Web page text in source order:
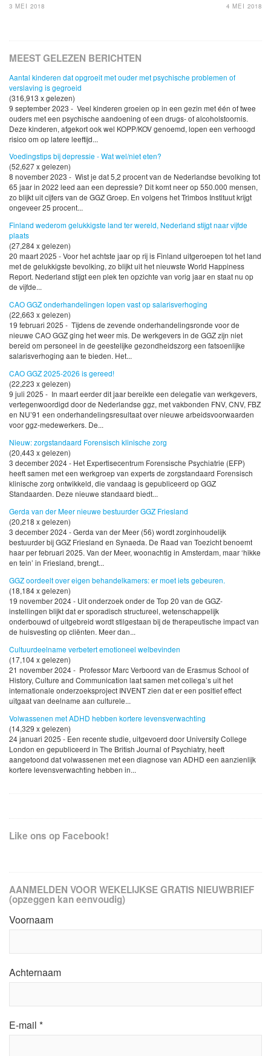
4 MEI 2018
3 MEI 2018
MEEST GELEZEN BERICHTEN
Aantal kinderen dat opgroeit met ouder met psychische problemen of
verslaving is gegroeid
(316,913 x gelezen)
9 september 2023 - Veel kinderen groeien op in een gezin met één of twee
ouders met een psychische aandoening of een drugs- of alcoholstoornis.
Deze kinderen, afgekort ook wel KOPP/KOV genoemd, lopen een verhoogd
risico om op latere leeftijd...
Voedingstips bij depressie - Wat wel/niet eten?
(52,627 x gelezen)
8 november 2023 - Wist je dat 5,2 procent van de Nederlandse bevolking tot
65 jaar in 2022 leed aan een depressie? Dit komt neer op 550.000 mensen,
zo blijkt uit cijfers van de GGZ Groep. En volgens het Trimbos Instituut krijgt
ongeveer 25 procent...
Finland wederom gelukkigste land ter wereld, Nederland stijgt naar vijfde
plaats
(27,284 x gelezen)
20 maart 2025 - Voor het achtste jaar op rij is Finland uitgeroepen tot het land
met de gelukkigste bevolking, zo blijkt uit het nieuwste World Happiness
Report. Nederland stijgt een plek ten opzichte van vorig jaar en staat nu op
de vijfde...
CAO GGZ onderhandelingen lopen vast op salarisverhoging
(22,663 x gelezen)
19 februari 2025 - Tijdens de zevende onderhandelingsronde voor de
nieuwe CAO GGZ ging het weer mis. De werkgevers in de GGZ zijn niet
bereid om personeel in de geestelijke gezondheidszorg een fatsoenlijke
salarisverhoging aan te bieden. Het...
CAO GGZ 2025-2026 is gereed!
(22,223 x gelezen)
9 juli 2025 - In maart eerder dit jaar bereikte een delegatie van werkgevers,
vertegenwoordigd door de Nederlandse ggz, met vakbonden FNV, CNV, FBZ
en NU’91 een onderhandelingsresultaat over nieuwe arbeidsvoorwaarden
voor ggz-medewerkers. De...
Nieuw: zorgstandaard Forensisch klinische zorg
(20,443 x gelezen)
3 december 2024 - Het Expertisecentrum Forensische Psychiatrie (EFP)
heeft samen met een werkgroep van experts de zorgstandaard Forensisch
klinische zorg ontwikkeld, die vandaag is gepubliceerd op GGZ
Standaarden. Deze nieuwe standaard biedt...
Gerda van der Meer nieuwe bestuurder GGZ Friesland
(20,218 x gelezen)
3 december 2024 - Gerda van der Meer (56) wordt zorginhoudelijk
bestuurder bij GGZ Friesland en Synaeda. De Raad van Toezicht benoemt
haar per februari 2025. Van der Meer, woonachtig in Amsterdam, maar ‘hikke
en tein’ in Friesland, brengt...
GGZ oordeelt over eigen behandelkamers: er moet iets gebeuren.
(18,184 x gelezen)
19 november 2024 - Uit onderzoek onder de Top 20 van de GGZ-
instellingen blijkt dat er sporadisch structureel, wetenschappelijk
onderbouwd of uitgebreid wordt stilgestaan bij de therapeutische impact van
de huisvesting op cliënten. Meer dan...
Cultuurdeelname verbetert emotioneel welbevinden
(17,104 x gelezen)
21 november 2024 - Professor Marc Verboord van de Erasmus School of
History, Culture and Communication laat samen met collega’s uit het
internationale onderzoeksproject INVENT zien dat er een positief effect
uitgaat van deelname aan culturele...
Volwassenen met ADHD hebben kortere levensverwachting
(14,329 x gelezen)
24 januari 2025 - Een recente studie, uitgevoerd door University College
London en gepubliceerd in The British Journal of Psychiatry, heeft
aangetoond dat volwassenen met een diagnose van ADHD een aanzienlijk
kortere levensverwachting hebben in...
Like ons op Facebook!
AANMELDEN VOOR WEKELIJKSE GRATIS NIEUWBRIEF
(opzeggen kan eenvoudig)
Voornaam
Achternaam
E-mail *